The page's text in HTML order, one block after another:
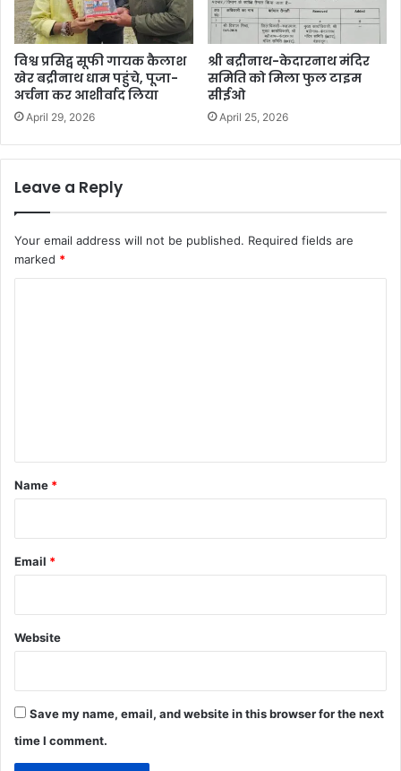
विश्व प्रसिद्व सूफी गायक कैलाश
खेर बद्रीनाथ धाम पहुंचे, पूजा-
अर्चना कर आशीर्वाद लिया
April 29, 2026
श्री बद्रीनाथ-केदारनाथ मंदिर
समिति को मिला फुल टाइम
सीईओ
April 25, 2026
Leave a Reply
Your email address will not be published. Required fields are
marked *
*
Name *
Email *
Website
Save my name, email, and website in this browser for the next
time I comment.